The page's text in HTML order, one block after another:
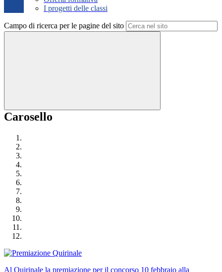
I progetti delle classi
Campo di ricerca per le pagine del sito
Carosello
Al Quirinale la premiazione per il concorso 10 febbraio alla